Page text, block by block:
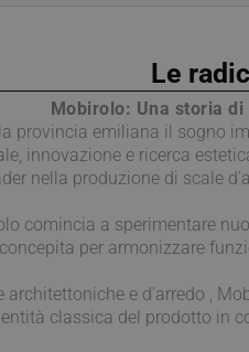
Le
Mobirolo: Una storia di
emiliana il sogno
innovazione e ricerca
nella produzione di scale
comincia a sperimentare
per armonizzare
e d’arredo ,
classica del prodotto in